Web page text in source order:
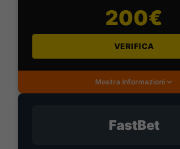
200€
VERIFICA
Mostra Informazioni
FastBet